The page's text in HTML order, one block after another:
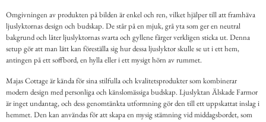
Omgivningen av produkten på bilden är enkel och ren, vilket hjälper till att framhäva
ljuslyktornas design och budskap. De står på en mjuk, grå yta som ger en neutral
bakgrund och låter ljuslyktornas svarta och gyllene färger verkligen sticka ut. Denna
setup gör att man lätt kan föreställa sig hur dessa ljuslyktor skulle se ut i ett hem,
antingen på ett soffbord, en hylla eller i ett mysigt hörn av rummet.
Majas Cottage är kända för sina stilfulla och kvalitetsprodukter som kombinerar
modern design med personliga och känslomässiga budskap. Ljuslyktan Älskade Farmor
är inget undantag, och dess genomtänkta utformning gör den till ett uppskattat inslag i
hemmet. Den kan användas för att skapa en mysig stämning vid middagsbordet, som